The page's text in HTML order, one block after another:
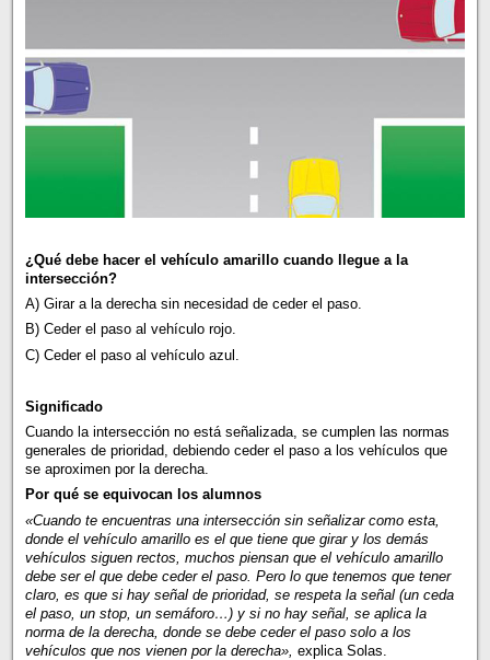
¿Qué debe hacer el vehículo amarillo cuando llegue a la
intersección?
A) Girar a la derecha sin necesidad de ceder el paso.
B) Ceder el paso al vehículo rojo.
C) Ceder el paso al vehículo azul.
Significado
Cuando la intersección no está señalizada, se cumplen las normas
generales de prioridad, debiendo ceder el paso a los vehículos que
se aproximen por la derecha.
Por qué se equivocan los alumnos
«Cuando te encuentras una intersección sin señalizar como esta,
donde el vehículo amarillo es el que tiene que girar y los demás
vehículos siguen rectos, muchos piensan que el vehículo amarillo
debe ser el que debe ceder el paso. Pero lo que tenemos que tener
claro, es que si hay señal de prioridad, se respeta la señal (un ceda
el paso, un stop, un semáforo…) y si no hay señal, se aplica la
norma de la derecha, donde se debe ceder el paso solo a los
vehículos que nos vienen por la derecha», explica Solas.